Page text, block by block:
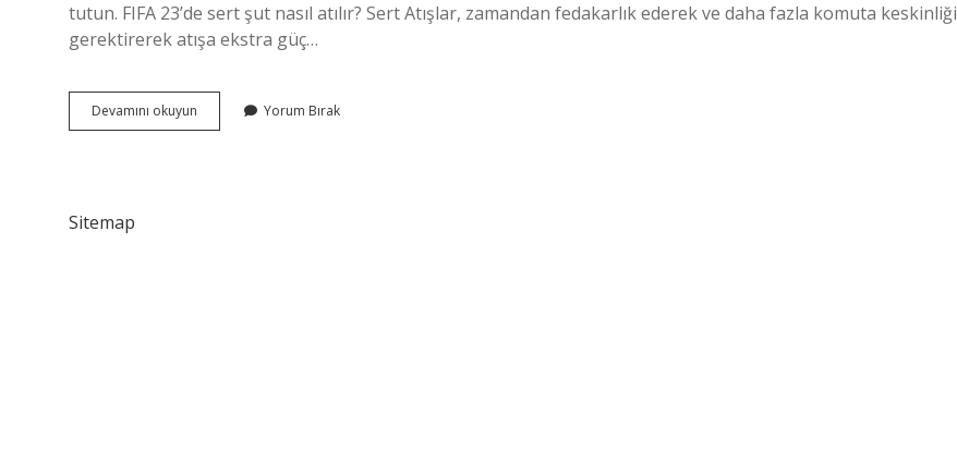
tutun. FIFA 23’de sert şut nasıl atılır? Sert Atışlar, zamandan fedakarlık ederek ve daha fazla komuta keskinliği
gerektirerek atışa ekstra güç…
Devamını okuyun
Zamanlamalı
Yorum Bırak
Sitemap